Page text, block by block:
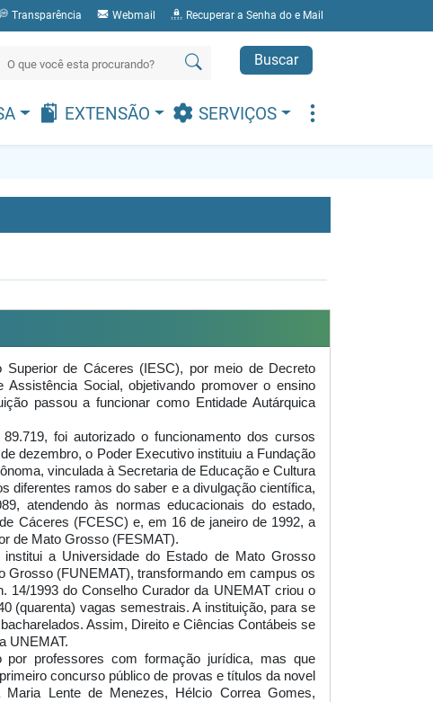
Transparência Webmail Recuperar a Senha do e Mail
Buscar
EXTENSÃO SERVIÇOS
de Cáceres (IESC), por meio de Decreto
Social, objetivando promover o ensino
passou a funcionar como Entidade Autárquica
foi autorizado o funcionamento dos cursos
dezembro, o Poder Executivo instituiu a Fundação
vinculada à Secretaria de Educação e Cultura
diferentes ramos do saber e a divulgação científica,
atendendo às normas educacionais do estado,
Cáceres (FCESC) e, em 16 de janeiro de 1992, a
de Mato Grosso (FESMAT).
a Universidade do Estado de Mato Grosso
Grosso (FUNEMAT), transformando em campus os
14/1993 do Conselho Curador da UNEMAT criou o
(quarenta) vagas semestrais. A instituição, para se
Assim, Direito e Ciências Contábeis se
UNEMAT.
professores com formação jurídica, mas que
concurso público de provas e títulos da novel
Lente de Menezes, Hélcio Correa Gomes,